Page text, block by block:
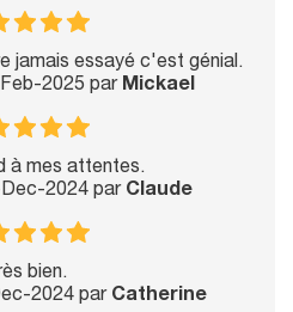
jamais essayé c'est génial.
2025 par Mickael
à mes attentes.
2024 par Claude
bien.
2024 par Catherine